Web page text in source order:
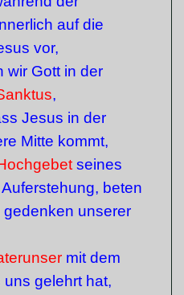
auf die
vor,
wir Gott in der
,
Jesus in der
Mitte kommt,
seines
beten
unserer
mit dem
gelehrt hat,